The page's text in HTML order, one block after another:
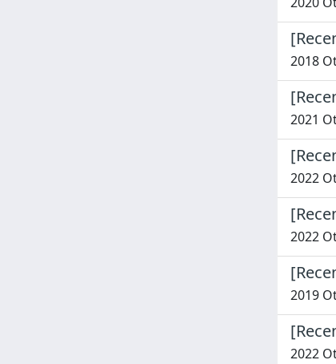
2018
2021
2022
2022
2019
2022